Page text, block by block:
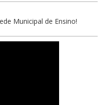
Municipal de Ensino!